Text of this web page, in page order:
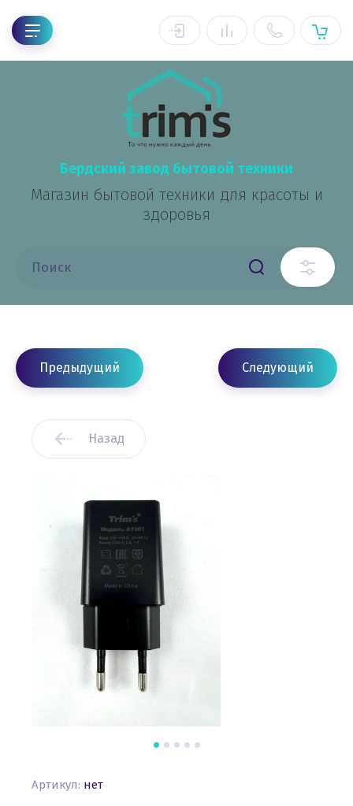
Бердский завод бытовой техники
Магазин бытовой техники для красоты и
здоровья
Предыдущий Следующий
Назад
Артикул: нет